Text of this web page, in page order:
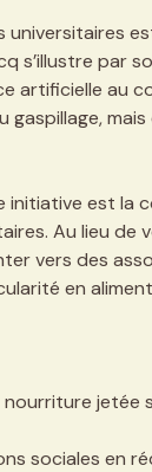
universitaires
s’illustre par
artificielle au
est la
Au lieu de
vers des
en
nourriture jetée
sociales en